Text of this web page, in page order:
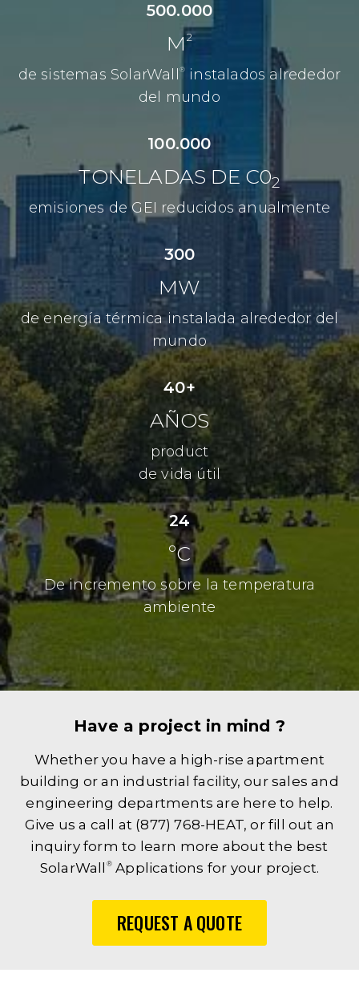
500.000
M2
de sistemas SolarWall ®
instalados alrededor
del mundo
100.000
TONELADAS DE C02
emisiones de GEI reducidos anualmente
300
MW
de energía térmica instalada alrededor del
mundo
40+
AÑOS
product
de vida útil
24
ºC
De incremento sobre la temperatura
ambiente
Have a project in mind ?
Whether you have a high-rise apartment
building or an industrial facility, our sales and
engineering departments are here to help.
Give us a call at (877) 768-HEAT, or fill out an
inquiry form to learn more about the best
SolarWall
®Applications for your project.
REQUEST A QUOTE